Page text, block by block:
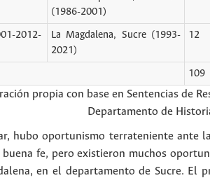
(1986-2001)
2012-
La Magdalena, Sucre (1993-
2021)
12
109
propia con base en Sentencias de
Departamento de
hubo oportunismo terrateniente ante
buena fe, pero existieron muchos
en el departamento de Sucre.